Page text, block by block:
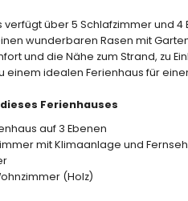
verfügt über 5 Schlafzimmer und
wunderbaren Rasen mit
und die Nähe zum Strand, zu
einem idealen Ferienhaus für
Ferienhauses
auf 3 Ebenen
mit Klimaanlage und
(Holz)